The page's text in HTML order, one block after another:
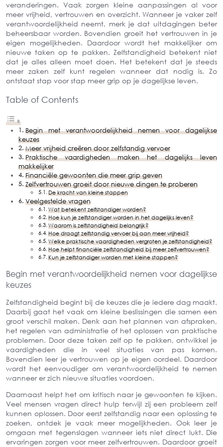
veranderingen. Vaak zorgen kleine aanpassingen al voor
meer vrijheid, vertrouwen en overzicht. Wanneer je vaker zelf
verantwoordelijkheid neemt, merk je dat uitdagingen beter
beheersbaar worden. Bovendien groeit het vertrouwen in je
eigen mogelijkheden. Daardoor wordt het makkelijker om
nieuwe taken op te pakken. Zelfstandigheid betekent niet
dat je alles alleen moet doen. Het betekent dat je steeds
meer zaken zelf kunt regelen wanneer dat nodig is. Zo
ontstaat stap voor stap meer grip op je dagelijkse leven.
Table of Contents
Begin met verantwoordelijkheid nemen voor dagelijkse
keuzes
Meer vrijheid creëren door zelfstandig vervoer
Praktische vaardigheden maken het dagelijks leven
makkelijker
Financiële gewoonten die meer grip geven
Zelfvertrouwen groeit door nieuwe dingen te proberen
De kracht van kleine stappen
Veelgestelde vragen
Wat betekent zelfstandiger worden?
Hoe kun je zelfstandiger worden in het dagelijks leven?
Waarom is zelfstandigheid belangrijk?
Hoe draagt zelfstandig vervoer bij aan meer vrijheid?
Welke praktische vaardigheden vergroten je zelfstandigheid?
Hoe helpt financiële zelfstandigheid bij meer zelfvertrouwen?
Kun je zelfstandiger worden met kleine stappen?
Begin met verantwoordelijkheid nemen voor dagelijkse
keuzes
Zelfstandigheid begint bij de keuzes die je iedere dag maakt.
Daarbij gaat het vaak om kleine beslissingen die samen een
groot verschil maken. Denk aan het plannen van afspraken,
het regelen van administratie of het oplossen van praktische
problemen. Door deze taken zelf op te pakken, ontwikkel je
vaardigheden die in veel situaties van pas komen.
Bovendien leer je vertrouwen op je eigen oordeel. Daardoor
wordt het eenvoudiger om verantwoordelijkheid te nemen
wanneer er zich nieuwe situaties voordoen.
Daarnaast helpt het om kritisch naar je gewoonten te kijken.
Veel mensen vragen direct hulp terwijl zij een probleem zelf
kunnen oplossen. Door eerst zelfstandig naar een oplossing te
zoeken, ontdek je vaak meer mogelijkheden. Ook leer je
omgaan met tegenslagen wanneer iets niet direct lukt. Die
ervaringen zorgen voor meer zelfvertrouwen. Daardoor groeit